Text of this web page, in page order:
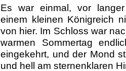
Es war einmal, vor
einem kleinen Königreich
von hier. Im Schloss war
warmen Sommertag
eingekehrt, und der Mond
und hell am sternenklaren